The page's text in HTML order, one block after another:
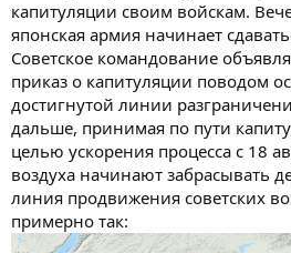
капитуляции своим войскам.
японская армия начинает
Советское командование
приказ о капитуляции поводом
достигнутой линии
дальше, принимая по пути
целью ускорения процесса с 18
воздуха начинают забрасывать
линия продвижения советских
примерно так: